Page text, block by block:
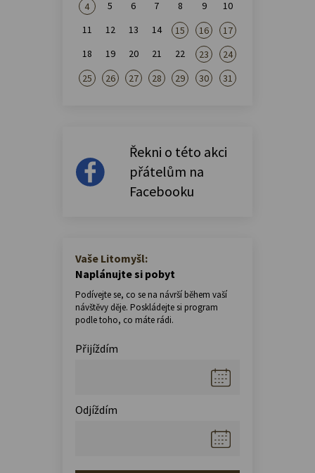
4 5 6 7 8 9
10
11
12 13 14 15 16
17
18
19 20 21 22 23
24
25
26 27 28 29 30 31
Řekni o této akci
přátelům na
Facebooku
Vaše Litomyšl:
Naplánujte si pobyt
Podívejte se, co se na návrší během vaší
návštěvy děje. Poskládejte si program
podle toho, co máte rádi.
Přijíždím
Odjíždím